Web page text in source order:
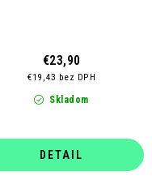
Skladom
€19,43 bez DPH
€23,90
DETAIL